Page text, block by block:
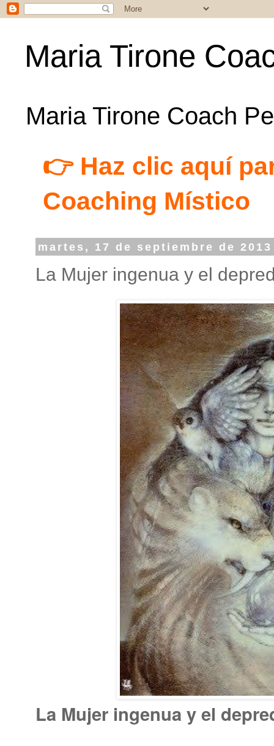
Maria Tirone
Maria Tirone Coach
👉 Haz clic aquí
Coaching Místico
martes, 17 de septiembre de 2013
La Mujer ingenua y el
La Mujer ingenua y el